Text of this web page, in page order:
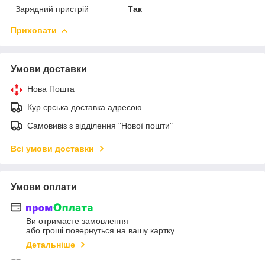
Зарядний пристрій
Так
Приховати
Умови доставки
Нова Пошта
Кур єрська доставка адресою
Самовивіз з відділення "Нової пошти"
Всі умови доставки
Умови оплати
Ви отримаєте замовлення
або гроші повернуться на вашу картку
Детальніше